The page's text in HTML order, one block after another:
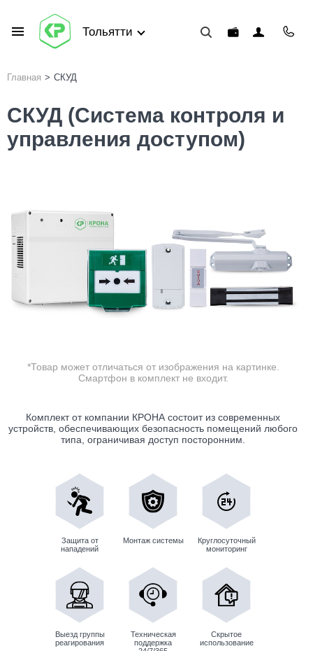
Тольятти
Главная > СКУД
СКУД (Система контроля и
управления доступом)
*Товар может отличаться от изображения на картинке.
Смартфон в комплект не входит.
Комплект от компании КРОНА состоит из современных
устройств, обеспечивающих безопасность помещений любого
типа, ограничивая доступ посторонним.
Защита от
нападений
Монтаж системы
Круглосуточный
мониторинг
Выезд группы
реагирования
Техническая
поддержка
Скрытое
использование